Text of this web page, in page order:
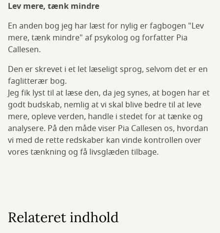
Lev mere, tænk mindre
En anden bog jeg har læst for nylig er fagbogen "Lev
mere, tænk mindre" af psykolog og forfatter Pia
Callesen.
Den er skrevet i et let læseligt sprog, selvom det er en
faglitterær bog.
Jeg fik lyst til at læse den, da jeg synes, at bogen har et
godt budskab, nemlig at vi skal blive bedre til at leve
mere, opleve verden, handle i stedet for at tænke og
analysere. På den måde viser Pia Callesen os, hvordan
vi med de rette redskaber kan vinde kontrollen over
vores tænkning og få livsglæden tilbage.
Relateret indhold